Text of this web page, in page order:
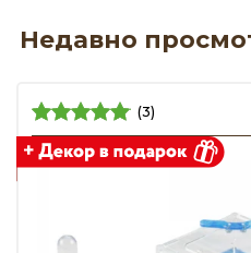
Недавно
(3)